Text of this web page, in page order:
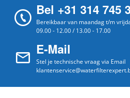
Bel +31 314 745
Bereikbaar van maandag t/m
09.00 - 12.00 / 13.00 - 17.00
E-Mail
Stel je technische vraag via Email